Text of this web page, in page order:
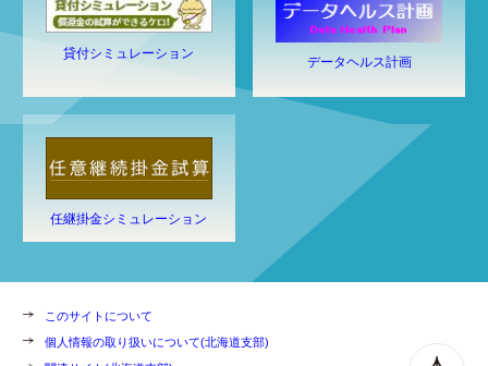
貸付シミュレーション
データヘルス計画
任継掛金シミュレーション
このサイトについて
個人情報の取り扱いについて(北海道支部)